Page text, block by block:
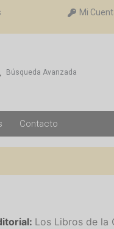
Mi
Búsqueda Avanzada
Contacto
Los Libros de la